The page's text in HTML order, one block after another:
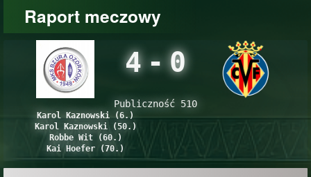
Raport meczowy
4 - 0
Publiczność 510
Karol Kaznowski (6.)
Karol Kaznowski (50.)
Robbe Wit (60.)
Kai Hoefer (70.)